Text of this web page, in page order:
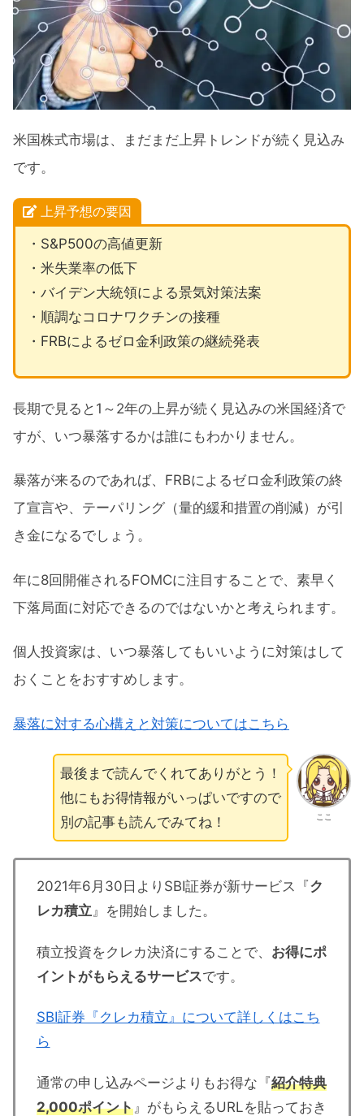
米国株式市場は、まだまだ上昇トレンドが続く見込み
です。
上昇予想の要因
・S&P500の高値更新
・米失業率の低下
・バイデン大統領による景気対策法案
・順調なコロナワクチンの接種
・FRBによるゼロ金利政策の継続発表
長期で見ると1～2年の上昇が続く見込みの米国経済で
すが、いつ暴落するかは誰にもわかりません。
暴落が来るのであれば、FRBによるゼロ金利政策の終
了宣言や、テーパリング（量的緩和措置の削減）が引
き金になるでしょう。
年に8回開催されるFOMCに注目することで、素早く
下落局面に対応できるのではないかと考えられます。
個人投資家は、いつ暴落してもいいように対策はして
おくことをおすすめします。
暴落に対する心構えと対策についてはこちら
ここ
最後まで読んでくれてありがとう！
他にもお得情報がいっぱいですので
別の記事も読んでみてね！
2021年6月30日よりSBI証券が新サービス『ク
レカ積立』を開始しました。
積立投資をクレカ決済にすることで、 お得にポ
イントがもらえるサービスです。
SBI証券『クレカ積立』について詳しくはこち
ら
通常の申し込みページよりもお得な『紹介特典
2,000ポイント』がもらえるURLを貼っておき